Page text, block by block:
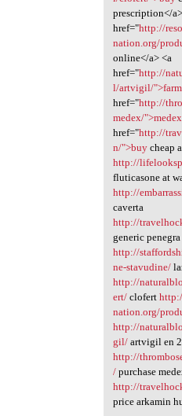
prescription</
href="http://
nation.org/
online</a> <a
href="http://
l/artvigil/
href="http://
medex/
href="http://
n/">buycheap
http://
fluticasone at
http://
caverta
http://
generic
http://
ne-stavudine/
http://
ert/clofert
nation.org/
http://
gil/artvigil en
http://
/purchase
http://
price arkamin